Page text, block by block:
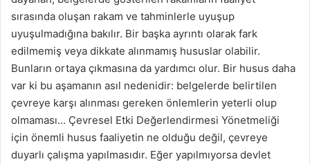
sırasında oluşan rakam ve tahminlerle uyuşup
uyuşulmadığına bakılır. Bir başka ayrıntı olarak fark
edilmemiş veya dikkate alınmamış hususlar olabilir.
Bunların ortaya çıkmasına da yardımcı olur. Bir husus daha
var ki bu aşamanın asıl nedenidir: belgelerde belirtilen
çevreye karşı alınması gereken önlemlerin yeterli olup
olmaması… Çevresel Etki Değerlendirmesi Yönetmeliği
için önemli husus faaliyetin ne olduğu değil, çevreye
duyarlı çalışma yapılmasıdır. Eğer yapılmıyorsa devlet